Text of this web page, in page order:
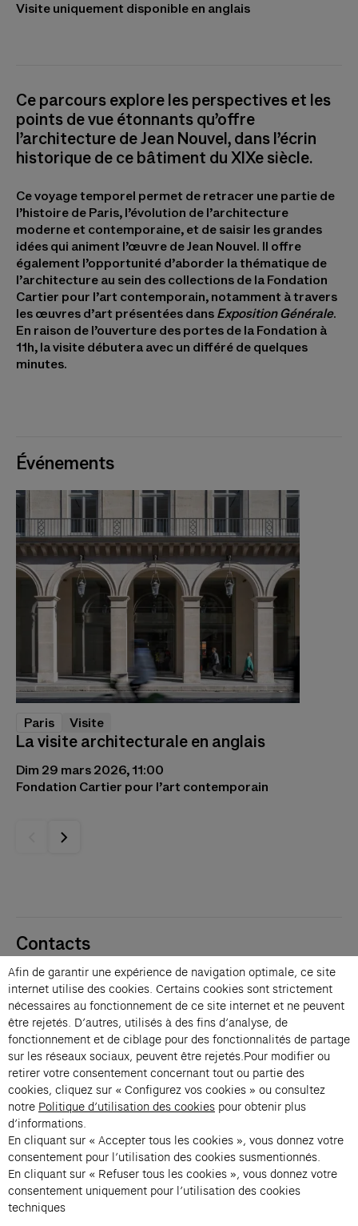
Visite uniquement disponible en anglais
Ce parcours explore les perspectives et les
points de vue étonnants qu’offre
l’architecture de Jean Nouvel, dans l’écrin
historique de ce bâtiment du XIXe siècle.
Ce voyage temporel permet de retracer une partie de
l’histoire de Paris, l’évolution de l’architecture
moderne et contemporaine, et de saisir les grandes
idées qui animent l’œuvre de Jean Nouvel. Il offre
également l’opportunité d’aborder la thématique de
l’architecture au sein des collections de la Fondation
Cartier pour l’art contemporain, notamment à travers
les œuvres d’art présentées dans Exposition Générale.
En raison de l’ouverture des portes de la Fondation à
11h, la visite débutera avec un différé de quelques
minutes.
Événements
Paris Visite
La visite architecturale en anglais
Dim 29 mars 2026, 11:00
Fondation Cartier pour l’art contemporain
Contacts
Membres
Presse
Privatisations
Changer de langue 
Inscription à la newsletter
→
En vous inscrivant à notre newsletter, vous acceptez notre politique de
confidentialité.
Instagram (s’ouvre dans un nouvel onglet)
Facebook (s’ouvre dans un nouvel onglet)
Pinterest (s’ouvre dans un nouvel onglet)
Youtube (s’ouvre dans un nouvel onglet)
Spotify (s’ouvre dans un nouvel onglet)
LinkedIn (s’ouvre dans un nouvel onglet)
Google Arts & Culture (s’ouvre dans un
Fondation Cartier pour l’art
Afin de garantir une expérience de navigation optimale, ce site
internet utilise des cookies. Certains cookies sont strictement
nécessaires au fonctionnement de ce site internet et ne peuvent
être rejetés. D’autres, utilisés à des fins d’analyse, de
fonctionnement et de ciblage pour des fonctionnalités de partage
sur les réseaux sociaux, peuvent être rejetés.Pour modifier ou
retirer votre consentement concernant tout ou partie des
cookies, cliquez sur « Configurez vos cookies » ou consultez
notre Politique d’utilisation des cookies pour obtenir plus
d’informations.
En cliquant sur « Accepter tous les cookies », vous donnez votre
consentement pour l’utilisation des cookies susmentionnés.
En cliquant sur « Refuser tous les cookies », vous donnez votre
consentement uniquement pour l’utilisation des cookies
techniques